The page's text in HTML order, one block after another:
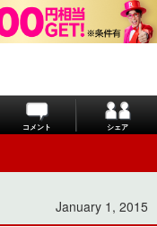
コメント シェア
January 1, 2015